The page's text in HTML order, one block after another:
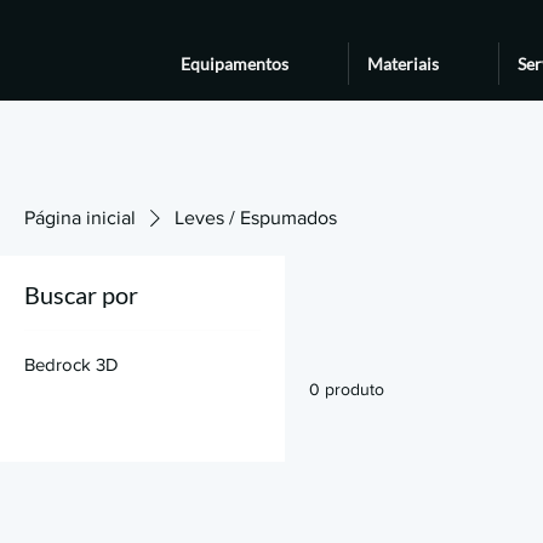
Equipamentos Materiais
Página inicial Leves / Espumados
Buscar por
Bedrock 3D
0 produto